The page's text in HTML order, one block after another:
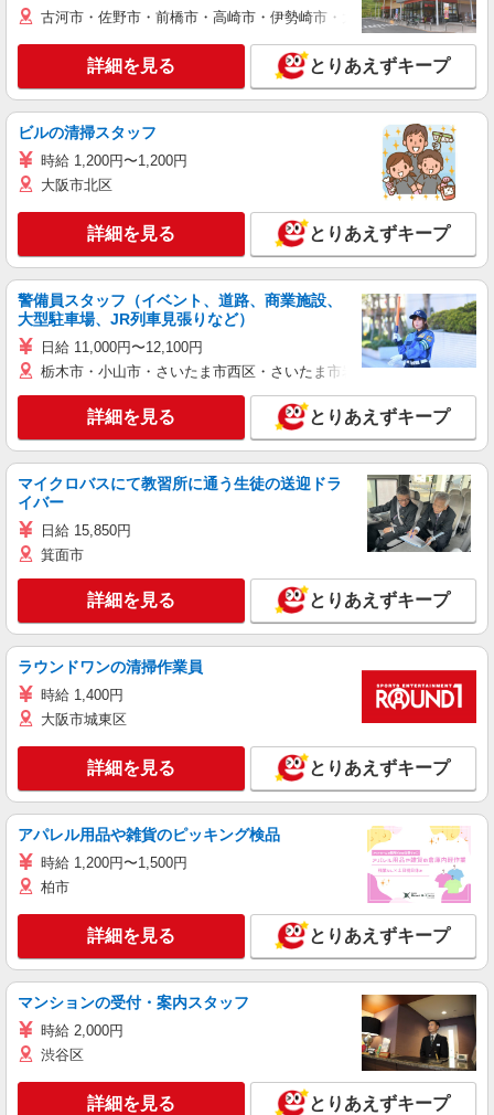
古河市・佐野市・前橋市・高崎市・伊勢崎市・太田市・館林市・藤
詳細を見る とりあえずキープ
ビルの清掃スタッフ
時給 1,200円〜1,200円
大阪市北区
詳細を見る とりあえずキープ
警備員スタッフ（イベント、道路、商業施設、
大型駐車場、JR列車見張りなど）
日給 11,000円〜12,100円
栃木市・小山市・さいたま市西区・さいたま市岩槻区・久喜市・蓮田
詳細を見る とりあえずキープ
マイクロバスにて教習所に通う生徒の送迎ドラ
イバー
日給 15,850円
箕面市
詳細を見る とりあえずキープ
ラウンドワンの清掃作業員
時給 1,400円
大阪市城東区
詳細を見る とりあえずキープ
アパレル用品や雑貨のピッキング検品
時給 1,200円〜1,500円
柏市
詳細を見る とりあえずキープ
マンションの受付・案内スタッフ
時給 2,000円
渋谷区
詳細を見る とりあえずキープ